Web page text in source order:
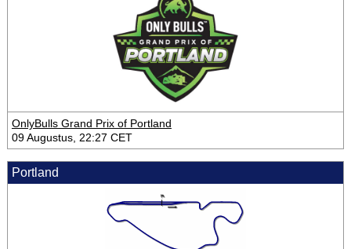
OnlyBulls Grand Prix of Portland
09 Augustus, 22:27 CET
Portland